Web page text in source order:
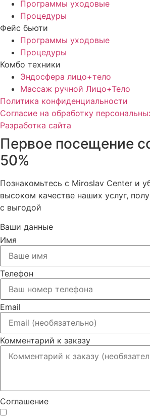
Программы уходовые
Процедуры
Фейс бьюти
Программы уходовые
Процедуры
Комбо техники
Эндосфера лицо+тело
Массаж ручной Лицо+Тело
Политика конфиденциальности
Cогласие на обработку
Разработка сайта
Первое посещение
50%
Познакомьтесь с Miroslav Сenter и
высоком качестве наших услуг,
с выгодой
Ваши данные
Имя
Телефон
Email
Комментарий к заказу
Соглашение